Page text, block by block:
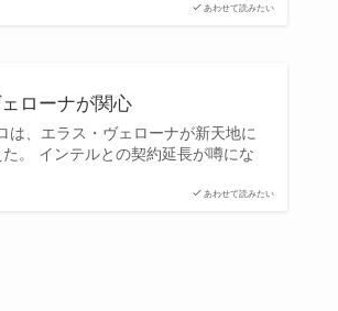
あわせて読みたい
あわせて読みたい
ローナが関心
、エラス・ヴェローナが新天地に
。 インテルとの契約延長が噂にな